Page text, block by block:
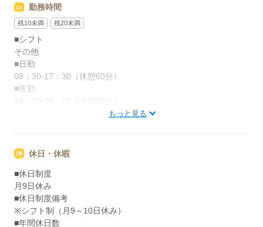
勤務時間
残10未満 残20未満
■シフト
その他
■日勤
08：30-17：30（休憩60分）
■夜勤
応募する
もっと見る
休日・休暇
■休日制度
月9日休み
■休日制度備考
※シフト制（月9～10日休み）
■年間休日数